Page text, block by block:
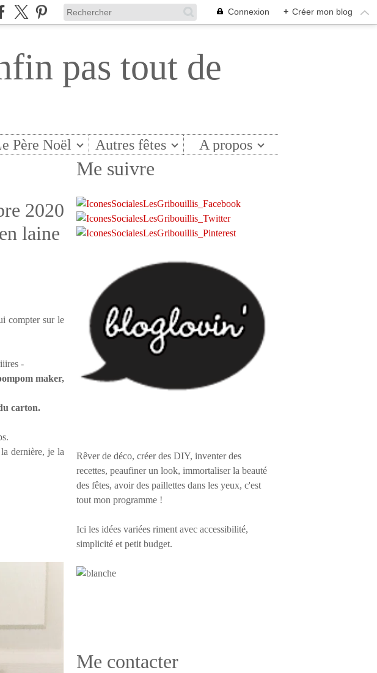
Connexion + Créer mon blog
pas tout de
Père Noël Autres fêtes A propos
2020
laine
compter sur le
-
maker,
carton.
dernière, je la
Me suivre
Rêver de déco, créer des DIY, inventer des
recettes, peaufiner un look, immortaliser la beauté
des fêtes, avoir des paillettes dans les yeux, c'est
tout mon programme !
Ici les idées variées riment avec accessibilité,
simplicité et petit budget.
Me contacter